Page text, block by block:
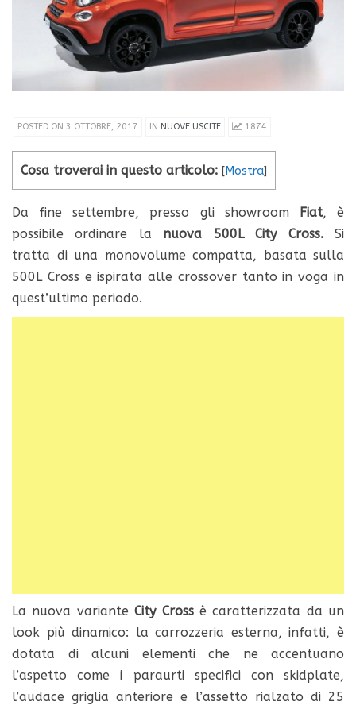
POSTED ON 3 OTTOBRE, 2017 IN NUOVE USCITE 1874
Cosa troverai in questo articolo: [Mostra]
Da fine settembre, presso gli showroom Fiat, è
possibile ordinare la nuova 500L City Cross.Si
tratta di una monovolume compatta, basata sulla
500L Cross e ispirata alle crossover tanto in voga in
quest’ultimo periodo.
La nuova varianteCity Cross è caratterizzata da un
look più dinamico: la carrozzeria esterna, infatti, è
dotata di
alcuni elementi che ne accentuano
l’aspetto come i paraurti specifici con skidplate,
l’audace griglia anteriore e l’assetto rialzato di 25